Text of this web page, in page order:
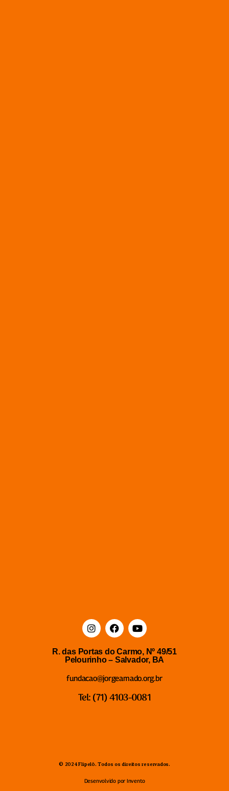
R. das Portas do Carmo, Nº 49/51
Pelourinho – Salvador, BA
fundacao@jorgeamado.org.br
Tel: (71) 4103-0081
© 2024 Flipelô. Todos os direitos reservados.
Desenvolvido por Invento